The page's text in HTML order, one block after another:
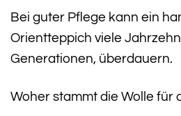
Bei guter Pflege kann ein
Orientteppich viele
Generationen, überdauern.
Woher stammt die Wolle für